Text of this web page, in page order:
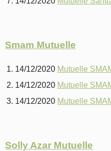
Smam Mutuelle
14/12/2020 Mutuelle
14/12/2020 Mutuelle
14/12/2020 Mutuelle
Solly Azar Mutuelle